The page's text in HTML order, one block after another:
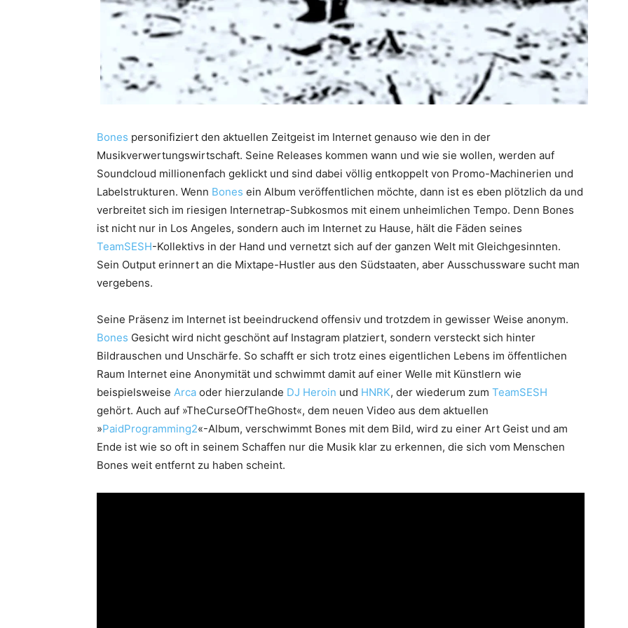
Bones personifiziert den aktuellen Zeitgeist im Internet genauso wie den in der
Musikverwertungswirtschaft. Seine Releases kommen wann und wie sie wollen, werden auf
Soundcloud millionenfach geklickt und sind dabei völlig entkoppelt von Promo-Machinerien und
Labelstrukturen. Wenn Bones ein Album veröffentlichen möchte, dann ist es eben plötzlich da und
verbreitet sich im riesigen Internetrap-Subkosmos mit einem unheimlichen Tempo. Denn Bones
ist nicht nur in Los Angeles, sondern auch im Internet zu Hause, hält die Fäden seines
TeamSESH-Kollektivs in der Hand und vernetzt sich auf der ganzen Welt mit Gleichgesinnten.
Sein Output erinnert an die Mixtape-Hustler aus den Südstaaten, aber Ausschussware sucht man
vergebens.
Seine Präsenz im Internet ist beeindruckend offensiv und trotzdem in gewisser Weise anonym.
Bones Gesicht wird nicht geschönt auf Instagram platziert, sondern versteckt sich hinter
Bildrauschen und Unschärfe. So schafft er sich trotz eines eigentlichen Lebens im öffentlichen
Raum Internet eine Anonymität und schwimmt damit auf einer Welle mit Künstlern wie
beispielsweise Arca oder hierzulande DJ Heroin und HNRK, der wiederum zum TeamSESH
gehört. Auch auf »TheCurseOfTheGhost«, dem neuen Video aus dem aktuellen
»PaidProgramming2«-Album, verschwimmt Bones mit dem Bild, wird zu einer Art Geist und am
Ende ist wie so oft in seinem Schaffen nur die Musik klar zu erkennen, die sich vom Menschen
Bones weit entfernt zu haben scheint.